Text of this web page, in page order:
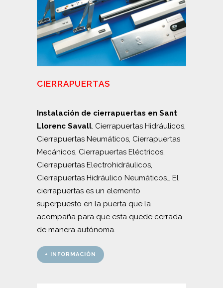
CIERRAPUERTAS
Instalación de cierrapuertas en Sant
Llorenc Savall. Cierrapuertas Hidráulicos,
Cierrapuertas Neumáticos, Cierrapuertas
Mecánicos, Cierrapuertas Eléctricos,
Cierrapuertas Electrohidráulicos,
Cierrapuertas Hidráulico Neumáticos… El
cierrapuertas es un elemento
superpuesto en la puerta que la
acompaña para que esta quede cerrada
de manera autónoma.
+ INFORMACIÓN